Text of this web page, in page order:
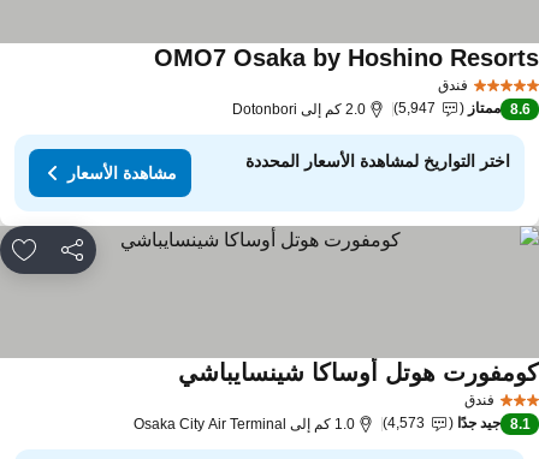
فندق
OMO7 Osaka by Hoshinoمشاهدة الأسعار
8.6 ممتاز 5,947 2.0 كم إلى Dotonbori
اختر التواريخ لمشاهدة الأسعار المحددة
مشاهدة الأسعار
مشاركة
فندق
هوتل أوساكا شينسايباشيمشاهدة الأسعار
8.1 جيد جدًا 4,573 1.0 كم إلى Osaka City Air Terminal